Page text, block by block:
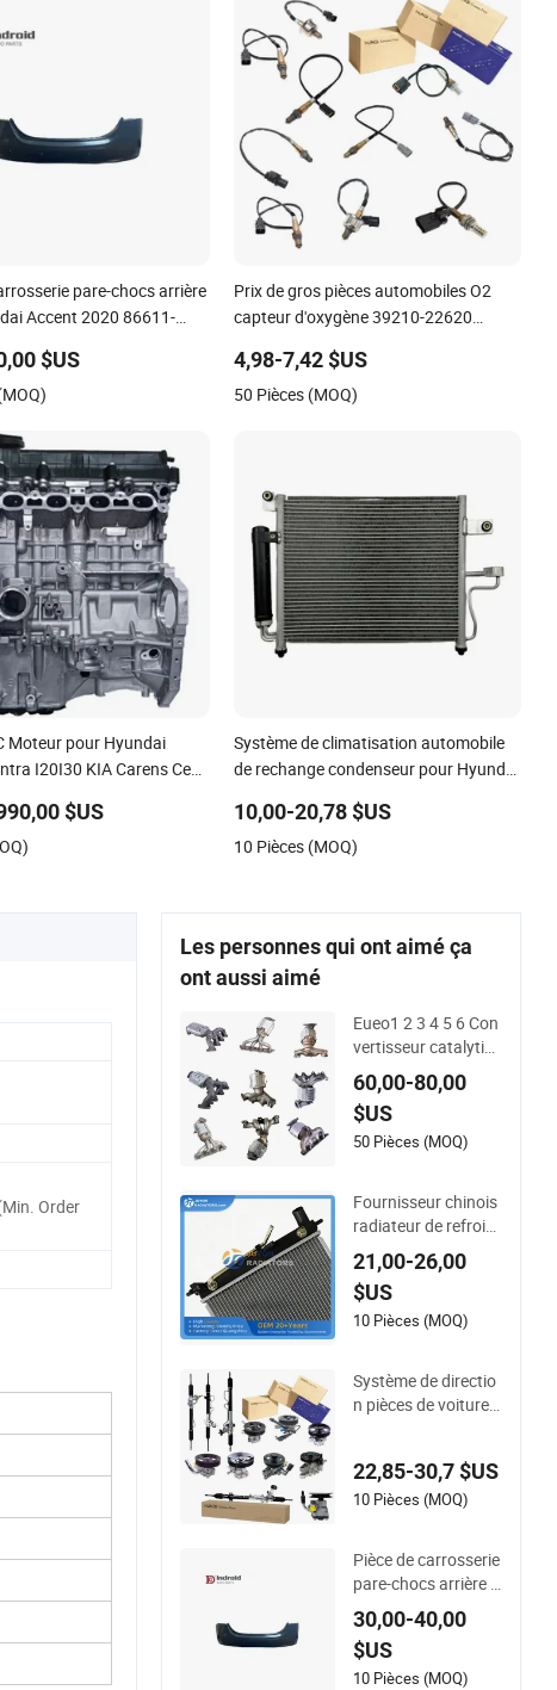
pare-chocs arrière
Accent 2020 86611-
$US
Prix de gros pièces automobiles O2
capteur d'oxygène 39210-22620
Hyundai KIA Rio Accent capteur
lambda d'oxygène
4,98-7,42 $US
50 Pièces (MOQ)
Moteur pour Hyundai
I20I30 KIA Carens Ceed
de moteur
$US
Système de climatisation automobile
de rechange condenseur pour Hyundai
10,00-20,78 $US
10 Pièces (MOQ)
Order
Les personnes qui ont aimé ça
ont aussi aimé
Eueo1 2 3 4 5 6 Con
vertisseur catalytiq
ue OBD pour Hyund
ai Santa Fe Sonata
Accent pour KIA Sor
ento Sportage IX25
60,00-80,00
$US
50 Pièces (MOQ)
Fournisseur chinois
radiateur de refroidi
ssement moteur sys
tème en aluminium
automobile radiateu
r pour Hyundai Acce
1- OEM 25310-1r15
0 Dpi 13253
21,00-26,00
$US
10 Pièces (MOQ)
Système de directio
n pièces de voiture p
e direction hydrauliq
ue pour Hyundai KI
22,85-30,7 $US
10 Pièces (MOQ)
Pièce de carrosserie
pare-chocs arrière p
our Hyundai Accent
2020 86611-H6500
30,00-40,00
$US
10 Pièces (MOQ)